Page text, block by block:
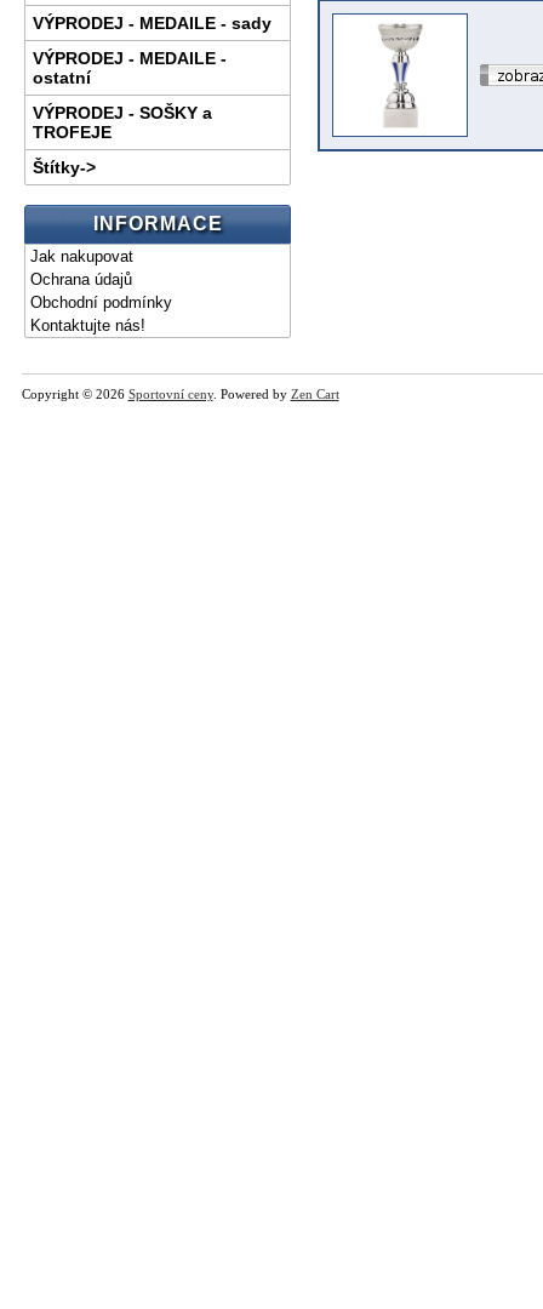
VÝPRODEJ - MEDAILE - sady
VÝPRODEJ - MEDAILE -
ostatní
VÝPRODEJ - SOŠKY a
TROFEJE
Štítky->
INFORMACE
Jak nakupovat
Ochrana údajů
Obchodní podmínky
Kontaktujte nás!
Copyright © 2026 Sportovní ceny. Powered by Zen Cart